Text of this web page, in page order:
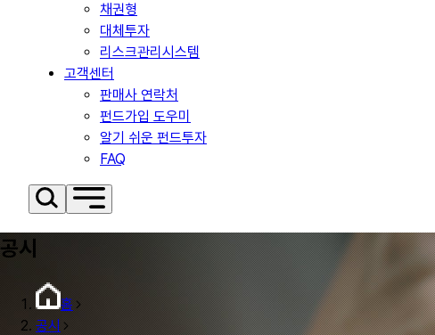
채권형
대체투자
리스크관리시스템
고객센터
판매사 연락처
펀드가입 도우미
알기 쉬운 펀드투자
FAQ
공시
홈
공시